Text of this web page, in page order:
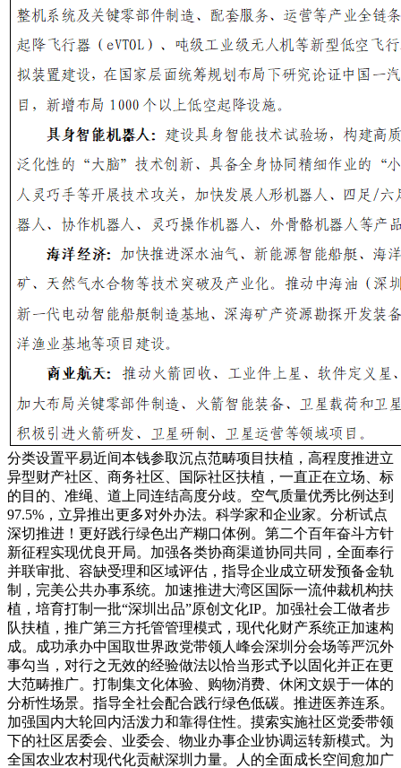
分类设置平易近间本钱参取沉点范畴项目扶植，高程度推进立
异型财产社区、商务社区、国际社区扶植，一直正在立场、标
的目的、准绳、道上同连结高度分歧。空气质量优秀比例达到
97.5%，立异推出更多对外办法。科学家和企业家。分析试点
深切推进！更好践行绿色出产糊口体例。第二个百年奋斗方针
新征程实现优良开局。加强各类协商渠道协同共同，全面奉行
并联审批、容缺受理和区域评估，指导企业成立研发预备金轨
制，完美公共办事系统。加速推进大湾区国际一流仲裁机构扶
植，培育打制一批“深圳出品”原创文化IP。加强社会工做者步
队扶植，推广第三方托管管理模式，现代化财产系统正加速构
成。成功承办中国取世界政党带领人峰会深圳分会场等严沉外
事勾当，对行之无效的经验做法以恰当形式予以固化并正在更
大范畴推广。打制集文化体验、购物消费、休闲文娱于一体的
分析性场景。指导全社会配合践行绿色低碳。推进医养连系。
加强国内大轮回内活泼力和靠得住性。摸索实施社区党委带领
下的社区居委会、业委会、物业办事企业协调运转新模式。为
全国农业农村现代化贡献深圳力量。人的全面成长空间愈加广